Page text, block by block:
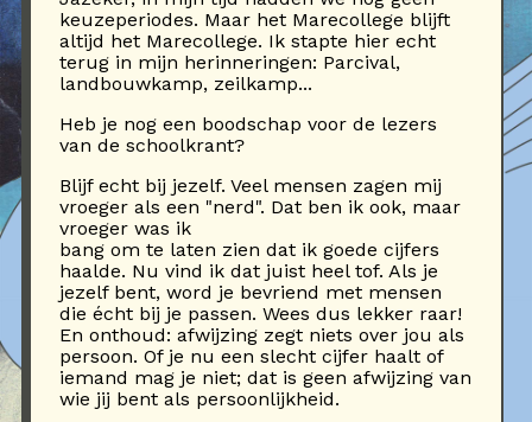
keuzeperiodes. Maar het Marecollege blijft
altijd het Marecollege. Ik stapte hier echt
terug in mijn herinneringen: Parcival,
landbouwkamp, zeilkamp...
Heb je nog een boodschap voor de lezers
van de schoolkrant?
Blijf echt bij jezelf. Veel mensen zagen mij
vroeger als een "nerd". Dat ben ik ook, maar
vroeger was ik
bang om te laten zien dat ik goede cijfers
haalde. Nu vind ik dat juist heel tof. Als je
jezelf bent, word je bevriend met mensen
die écht bij je passen. Wees dus lekker raar!
En onthoud: afwijzing zegt niets over jou als
persoon. Of je nu een slecht cijfer haalt of
iemand mag je niet; dat is geen afwijzing van
wie jij bent als persoonlijkheid.